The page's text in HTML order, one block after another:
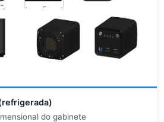
do gabinete